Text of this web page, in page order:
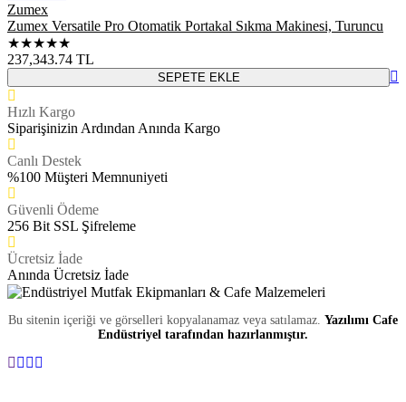
Zumex
Zumex Versatile Pro Otomatik Portakal Sıkma Makinesi, Turuncu
★★★★★
237,343.74 TL
SEPETE EKLE
Hızlı Kargo
Siparişinizin Ardından Anında Kargo
Canlı Destek
%100 Müşteri Memnuniyeti
Güvenli Ödeme
256 Bit SSL Şifreleme
Ücretsiz İade
Anında Ücretsiz İade
Bu sitenin içeriği ve görselleri kopyalanamaz veya satılamaz. Yazılımı Cafe
Endüstriyel tarafından hazırlanmıştır.